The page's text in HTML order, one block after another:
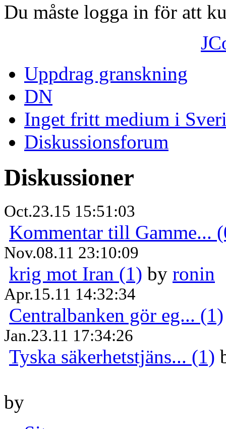
Du måste logga in för att
Uppdrag granskning
DN
Inget fritt medium i
Diskussionsforum
Diskussioner
Oct.23.15 15:51:03
Kommentar till Gamme...
Nov.08.11 23:10:09
krig mot Iran (1) by ronin
Apr.15.11 14:32:34
Centralbanken gör eg... (1)
Jan.23.11 17:34:26
Tyska säkerhetstjäns... (1)
by